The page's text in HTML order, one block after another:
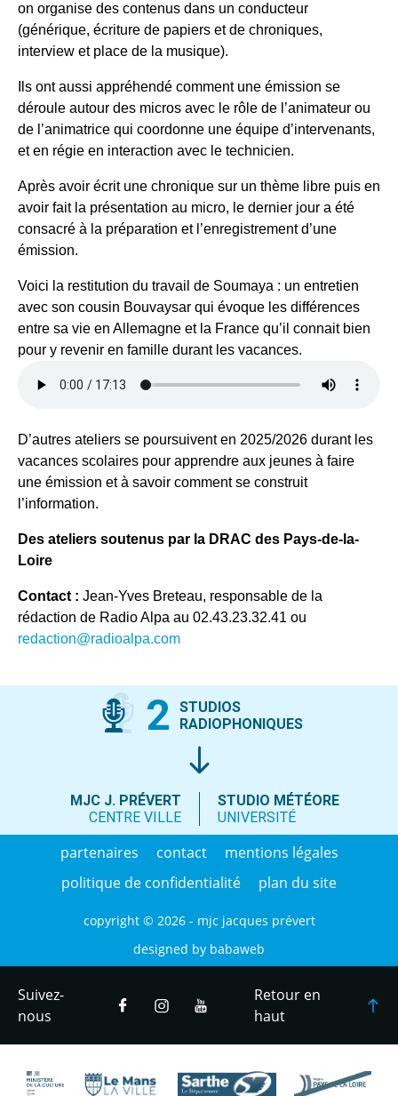
on organise des contenus dans un conducteur
(générique, écriture de papiers et de chroniques,
interview et place de la musique).
Ils ont aussi appréhendé comment une émission se
déroule autour des micros avec le rôle de l’animateur ou
de l’animatrice qui coordonne une équipe d’intervenants,
et en régie en interaction avec le technicien.
Après avoir écrit une chronique sur un thème libre puis en
avoir fait la présentation au micro, le dernier jour a été
consacré à la préparation et l’enregistrement d’une
émission.
Voici la restitution du travail de Soumaya : un entretien
avec son cousin Bouvaysar qui évoque les différences
entre sa vie en Allemagne et la France qu’il connait bien
pour y revenir en famille durant les vacances.
D’autres ateliers se poursuivent en 2025/2026 durant les
vacances scolaires pour apprendre aux jeunes à faire
une émission et à savoir comment se construit
l’information.
Des ateliers soutenus par la DRAC des Pays-de-la-
Loire
Contact : Jean-Yves Breteau, responsable de la
rédaction de Radio Alpa au 02.43.23.32.41 ou
redaction@radioalpa.com
2
STUDIOS
RADIOPHONIQUES
MJC J. PRÉVERT
CENTRE VILLE
STUDIO MÉTÉORE
UNIVERSITÉ
partenaires contact
mentions légales
politique de confidentialité
plan du site
copyright © 2026 - mjc jacques prévert
designed by babaweb
Suivez-
nous
Retour en
haut